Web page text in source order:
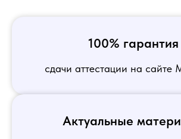
100% гарантия
сдачи аттестации на сайте
Актуальные